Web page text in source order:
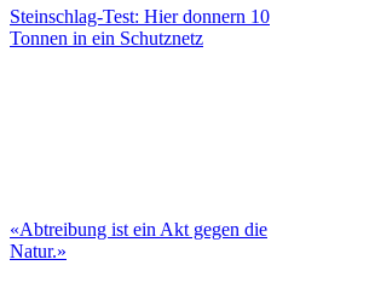
Steinschlag-Test: Hier donnern 10
Tonnen in ein Schutznetz
«Abtreibung ist ein Akt gegen die
Natur.»